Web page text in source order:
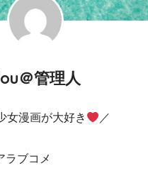
＠管理人
女漫画が大好き ／
ラブコメ